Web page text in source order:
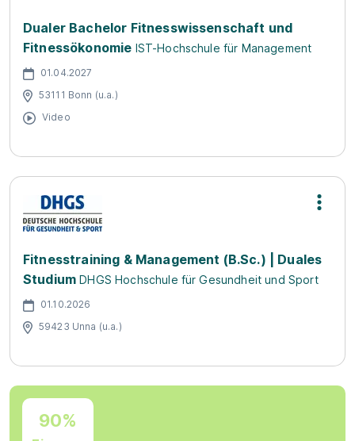
Dualer Bachelor Fitnesswissenschaft und
Fitnessökonomie IST-Hochschule für Management
01.04.2027
53111 Bonn (u.a.)
Video
Fitnesstraining & Management (B.Sc.) | Duales
Studium DHGS Hochschule für Gesundheit und Sport
01.10.2026
59423 Unna (u.a.)
90%